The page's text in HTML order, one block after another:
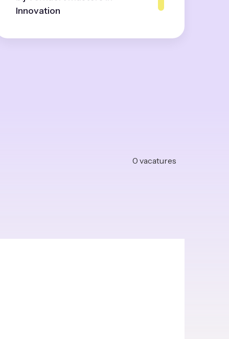
Innovation
0 vacatures